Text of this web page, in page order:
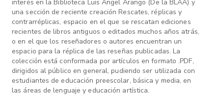
interés en la Biblioteca Luis Ángel Arango (De la BLAA) y
una sección de reciente creación Rescates, réplicas y
contrarréplicas, espacio en el que se rescatan ediciones
recientes de libros antiguos o editados muchos años atrás,
o en el que los reseñadores o autores encuentran un
espacio para la réplica de las reseñas publicadas. La
colección está conformada por artículos en formato .PDF,
dirigidos al público en general, pudiendo ser utilizada con
estudiantes de educación preescolar, básica y media, en
las áreas de lenguaje y educación artística.